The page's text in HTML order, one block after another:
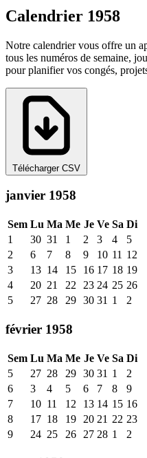
Calendrier 1958
Notre calendrier vous offre un
tous les numéros de semaine,
pour planifier vos congés,
Télécharger CSV
janvier 1958
Sem Lu Ma Me Je Ve Sa Di
1
30 31 1 2 3 4
5
2
6 7 8 9 10 11 12
3
13 14 15 16 17 18 19
4
20 21 22 23 24 25 26
5
27 28 29 30 31 1 2
février 1958
Sem Lu Ma Me Je Ve Sa Di
5
27 28 29 30 31 1
2
6
3 4 5 6 7 8
9
7
10 11 12 13 14 15 16
8
17 18 19 20 21 22 23
9
24 25 26 27 28 1 2